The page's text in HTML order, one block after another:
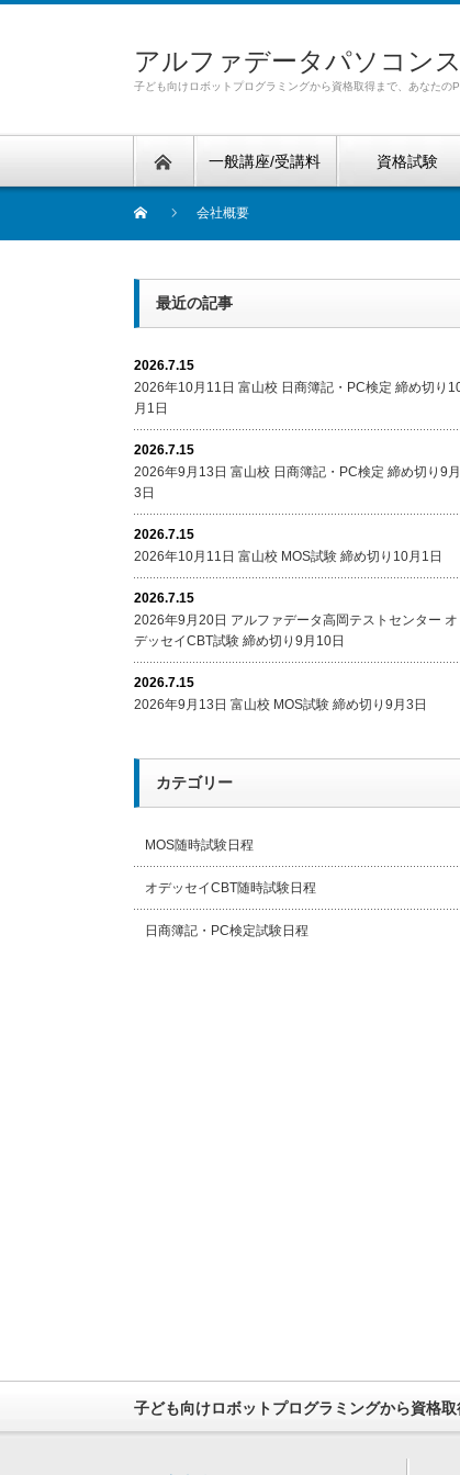
アルファデータパソコン
子ども向けロボットプログラミングから資格取得まで、あなたの
一般講座/受講料 資格試験
会社概要
最近の記事
2026.7.15
2026年10月11日 富山校 日商簿記・PC検定 締め切り
月1日
2026.7.15
2026年9月13日 富山校 日商簿記・PC検定 締め切り9月
3日
2026.7.15
2026年10月11日 富山校 MOS試験 締め切り10月1日
2026.7.15
2026年9月20日 アルファデータ高岡テストセンター オ
デッセイCBT試験 締め切り9月10日
2026.7.15
2026年9月13日 富山校 MOS試験 締め切り9月3日
カテゴリー
MOS随時試験日程
オデッセイCBT随時試験日程
日商簿記・PC検定試験日程
子ども向けロボットプログラミングから資格